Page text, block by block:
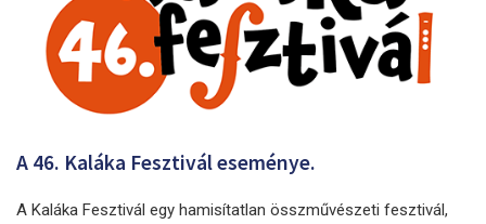
A 46. Kaláka Fesztivál eseménye.
A Kaláka Fesztivál egy hamisítatlan összművészeti fesztivál,